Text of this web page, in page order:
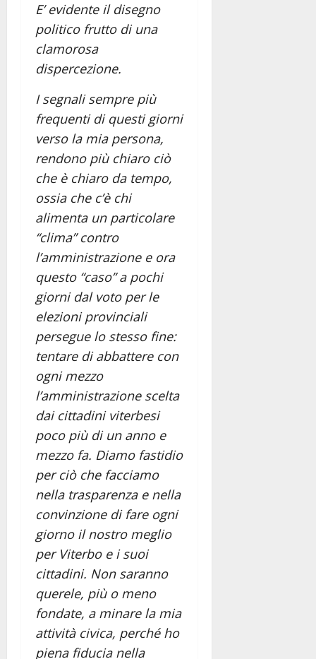
E’ evidente il disegno
politico frutto di una
clamorosa
dispercezione.
I segnali sempre più
frequenti di questi giorni
verso la mia persona,
rendono più chiaro ciò
che è chiaro da tempo,
ossia che c’è chi
alimenta un particolare
“clima” contro
l’amministrazione e ora
questo “caso” a pochi
giorni dal voto per le
elezioni provinciali
persegue lo stesso fine:
tentare di abbattere con
ogni mezzo
l’amministrazione scelta
dai cittadini viterbesi
poco più di un anno e
mezzo fa. Diamo fastidio
per ciò che facciamo
nella trasparenza e nella
convinzione di fare ogni
giorno il nostro meglio
per Viterbo e i suoi
cittadini. Non saranno
querele, più o meno
fondate, a minare la mia
attività civica, perché ho
piena fiducia nella